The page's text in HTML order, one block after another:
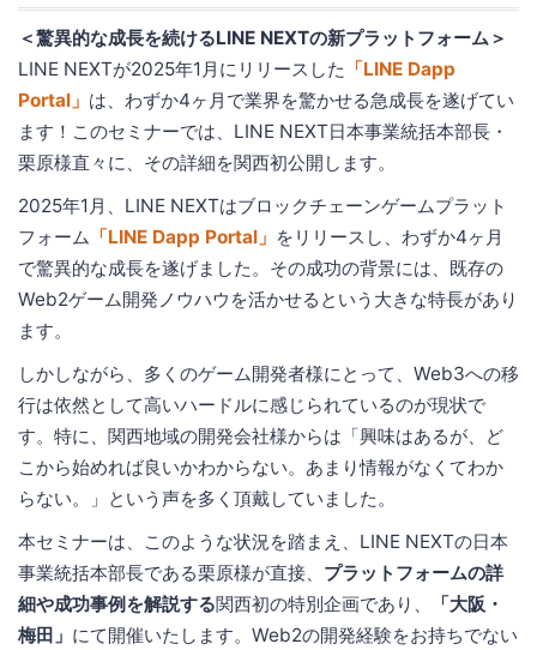
＜驚異的な成長を続けるLINE NEXTの新プラットフォーム＞
LINE NEXTが2025年1月にリリースした 「LINE Dapp
Portal」 は、わずか4ヶ月で業界を驚かせる急成長を遂げてい
ます！このセミナーでは、LINE NEXT日本事業統括本部長・
栗原様直々に、その詳細を関西初公開します。
2025年1月、LINE NEXTはブロックチェーンゲームプラット
フォーム 「LINE Dapp Portal」 をリリースし、わずか4ヶ月
で驚異的な成長を遂げました。その成功の背景には、既存の
Web2ゲーム開発ノウハウを活かせるという大きな特長があり
ます。
しかしながら、多くのゲーム開発者様にとって、Web3への移
行は依然として高いハードルに感じられているのが現状で
す。特に、関西地域の開発会社様からは「興味はあるが、ど
こから始めれば良いかわからない。あまり情報がなくてわか
らない。」という声を多く頂戴していました。
本セミナーは、このような状況を踏まえ、LINE NEXTの日本
事業統括本部長である栗原様が直接、 プラットフォームの詳
細や成功事例を解説する関西初の特別企画であり、
「大阪・
梅田」 にて開催いたします。Web2の開発経験をお持ちでない